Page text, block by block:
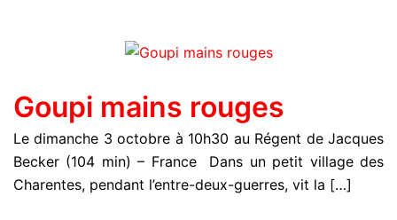
Goupi mains rouges
Le dimanche 3 octobre à 10h30 au Régent de Jacques
Becker (104 min) – France Dans un petit village des
Charentes, pendant l’entre-deux-guerres, vit la […]